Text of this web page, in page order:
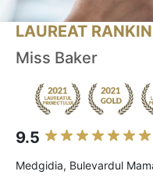
LAUREAT
Miss Baker
9.5
Medgidia, Bulevardul